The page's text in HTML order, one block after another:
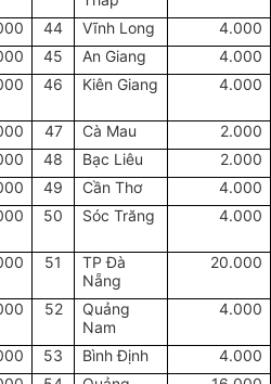
44 Vĩnh Long
4.000
45 An Giang
4.000
46 Kiên Giang 4.000
47 Cà Mau
2.000
48 Bạc Liêu
2.000
49 Cần Thơ
4.000
50 Sóc Trăng 4.000
51
TP Đà
Nẵng
20.000
52
Quảng
Nam
4.000
53 Bình Định
4.000